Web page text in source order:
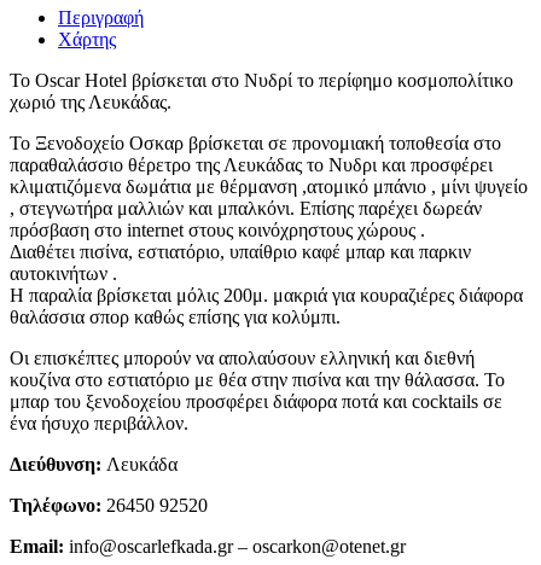
Περιγραφή
Χάρτης
Το Oscar Hotel βρίσκεται στο Νυδρί το περίφημο κοσμοπολίτικο
χωριό της Λευκάδας.
Το Ξενοδοχείο Οσκαρ βρίσκεται σε προνομιακή τοποθεσία στο
παραθαλάσσιο θέρετρο της Λευκάδας το Νυδρι και προσφέρει
κλιματιζόμενα δωμάτια με θέρμανση ,ατομικό μπάνιο , μίνι ψυγείο
, στεγνωτήρα μαλλιών και μπαλκόνι. Επίσης παρέχει δωρεάν
πρόσβαση στο internet στους κοινόχρηστους χώρους .
Διαθέτει πισίνα, εστιατόριο, υπαίθριο καφέ μπαρ και παρκιν
αυτοκινήτων .
Η παραλία βρίσκεται μόλις 200μ. μακριά για κουραζιέρες διάφορα
θαλάσσια σπορ καθώς επίσης για κολύμπι.
Οι επισκέπτες μπορούν να απολαύσουν ελληνική και διεθνή
κουζίνα στο εστιατόριο με θέα στην πισίνα και την θάλασσα. Το
μπαρ του ξενοδοχείου προσφέρει διάφορα ποτά και cocktails σε
ένα ήσυχο περιβάλλον.
Διεύθυνση: Λευκάδα
Τηλέφωνο: 26450 92520
Email: info@oscarlefkada.gr – oscarkon@otenet.gr